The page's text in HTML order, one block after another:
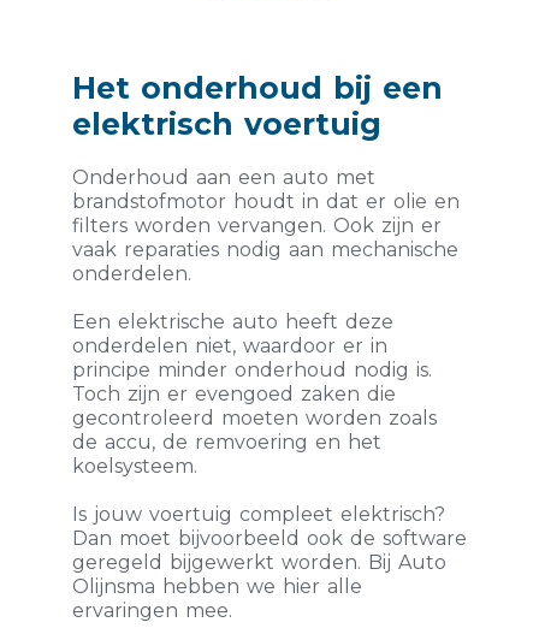
Het onderhoud bij een
elektrisch voertuig
Onderhoud aan een auto met
brandstofmotor houdt in dat er olie en
filters worden vervangen. Ook zijn er
vaak reparaties nodig aan mechanische
onderdelen.
Een elektrische auto heeft deze
onderdelen niet, waardoor er in
principe minder onderhoud nodig is.
Toch zijn er evengoed zaken die
gecontroleerd moeten worden zoals
de accu, de remvoering en het
koelsysteem.
Is jouw voertuig compleet elektrisch?
Dan moet bijvoorbeeld ook de software
geregeld bijgewerkt worden. Bij Auto
Olijnsma hebben we hier alle
ervaringen mee.